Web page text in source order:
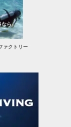
ァクトリー